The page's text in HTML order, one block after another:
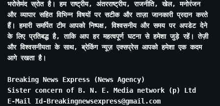
भरोसेमंद स्रोत है। हम राष्ट्रीय, अंतरराष्ट्रीय, राजनीति, खेल, मनोरंजन
और व्यापार सहित विभिन्न विषयों पर सटीक और ताज़ा जानकारी प्रदान करते
हैं। हमारी समर्पित टीम आपको निष्पक्ष, विश्वसनीय और समय पर अपडेट देने
के लिए प्रतिबद्ध है, ताकि आप हर महत्वपूर्ण घटना से हमेशा जुड़े रहें। तेज़ी
और विश्वसनीयता के साथ, ब्रेकिंग न्यूज़ एक्सप्रेस आपको हमेशा एक कदम
आगे रखता है।
Breaking News Express (News Agency)
Sister concern of B. N. E. Media network (p) Ltd
E-Mail Id-Breakingnewsexpress@gmail.com